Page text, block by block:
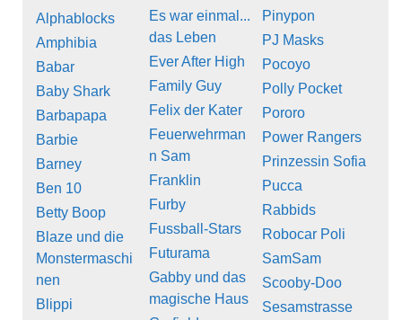
Alphablocks
Amphibia
Babar
Baby Shark
Barbapapa
Barbie
Barney
Ben 10
Betty Boop
Blaze und die
Monstermaschi
nen
Blippi
Es war einmal...
das Leben
Ever After High
Family Guy
Felix der Kater
Feuerwehrman
n Sam
Franklin
Furby
Fussball-Stars
Futurama
Gabby und das
magische Haus
Pinypon
PJ Masks
Pocoyo
Polly Pocket
Pororo
Power Rangers
Prinzessin Sofia
Pucca
Rabbids
Robocar Poli
SamSam
Scooby-Doo
Sesamstrasse